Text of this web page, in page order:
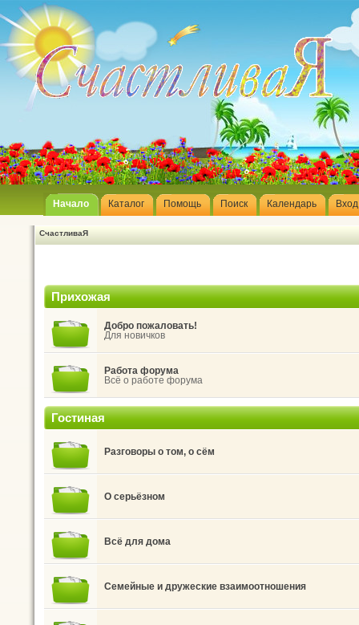
Начало Каталог Помощь Поиск Календарь Вход
СчастливаЯ
Прихожая
Добро пожаловать!
Для новичков
Работа форума
Всё о работе форума
Гостиная
Разговоры о том, о сём
О серьёзном
Всё для дома
Семейные и дружеские взаимоотношения